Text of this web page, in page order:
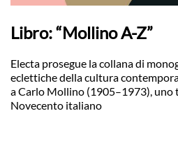
Libro: “Mollino A-Z”
Electa prosegue la collana di
eclettiche della cultura
a Carlo Mollino (1905–1973), uno
Novecento italiano